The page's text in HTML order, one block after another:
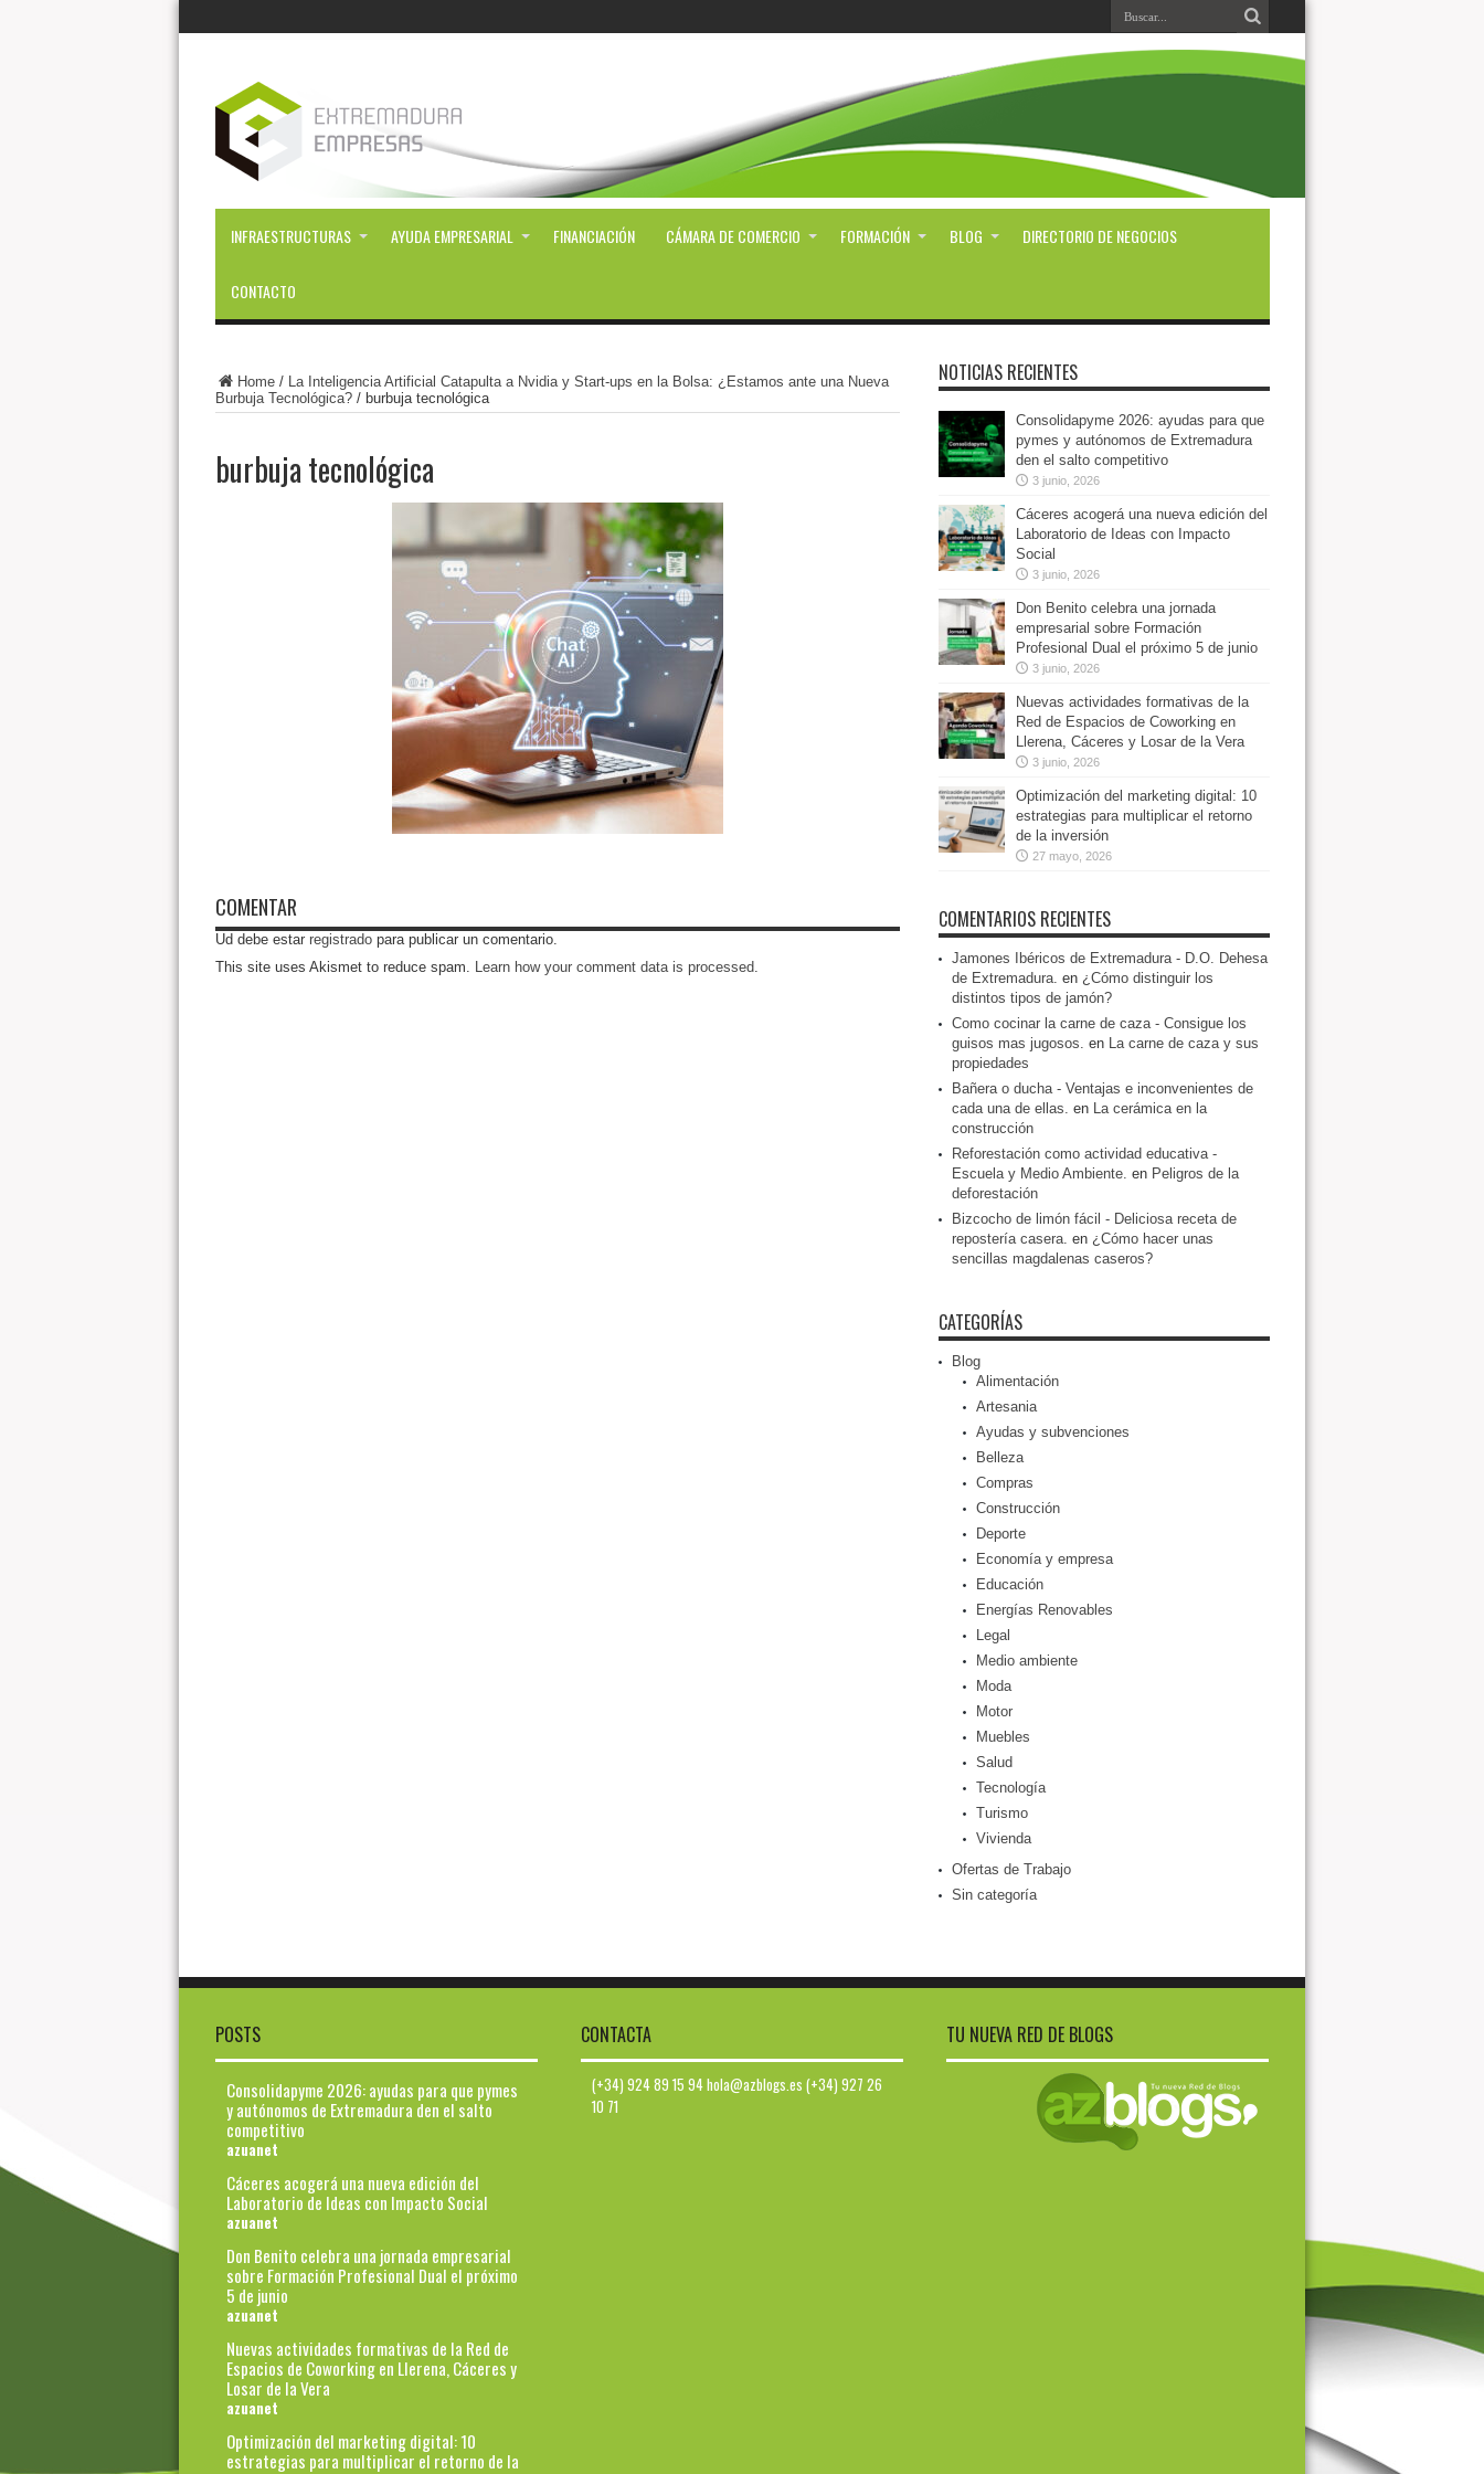
INFRAESTRUCTURAS AYUDA EMPRESARIAL FINANCIACIÓN CÁMARA DE COMERCIO FORMACIÓN BLOG DIRECTORIO DE NEGOCIOS
CONTACTO
Home/ La Inteligencia Artificial Catapulta a Nvidia y Start-ups en la Bolsa: ¿Estamos ante una Nueva
Burbuja Tecnológica?/ burbuja tecnológica
burbuja tecnológica
COMENTAR
Ud debe estar registradopara publicar un comentario.
This site uses Akismet to reduce spam. Learn how your comment data is processed.
NOTICIAS RECIENTES
Consolidapyme 2026: ayudas para que
pymes y autónomos de Extremadura
den el salto competitivo
3 junio, 2026
Cáceres acogerá una nueva edición del
Laboratorio de Ideas con Impacto
Social
3 junio, 2026
Don Benito celebra una jornada
empresarial sobre Formación
Profesional Dual el próximo 5 de junio
3 junio, 2026
Nuevas actividades formativas de la
Red de Espacios de Coworking en
Llerena, Cáceres y Losar de la Vera
3 junio, 2026
Optimización del marketing digital: 10
estrategias para multiplicar el retorno
de la inversión
27 mayo, 2026
COMENTARIOS RECIENTES
Jamones Ibéricos de Extremadura - D.O. Dehesa
de Extremadura. en ¿Cómo distinguir los
distintos tipos de jamón?
Como cocinar la carne de caza - Consigue los
guisos mas jugosos. en La carne de caza y sus
propiedades
Bañera o ducha - Ventajas e inconvenientes de
cada una de ellas. en La cerámica en la
construcción
Reforestación como actividad educativa -
Escuela y Medio Ambiente. en Peligros de la
deforestación
Bizcocho de limón fácil - Deliciosa receta de
repostería casera. en ¿Cómo hacer unas
sencillas magdalenas caseros?
CATEGORÍAS
Blog
Alimentación
Artesania
Ayudas y subvenciones
Belleza
Compras
Construcción
Deporte
Economía y empresa
Educación
Energías Renovables
Legal
Medio ambiente
Moda
Motor
Muebles
Salud
Tecnología
Turismo
Vivienda
Ofertas de Trabajo
Sin categoría
POSTS
Consolidapyme 2026: ayudas para que pymes
y autónomos de Extremadura den el salto
competitivo
azuanet
Cáceres acogerá una nueva edición del
Laboratorio de Ideas con Impacto Social
azuanet
Don Benito celebra una jornada empresarial
sobre Formación Profesional Dual el próximo
5 de junio
azuanet
Nuevas actividades formativas de la Red de
Espacios de Coworking en Llerena, Cáceres y
Losar de la Vera
azuanet
Optimización del marketing digital: 10
estrategias para multiplicar el retorno de la
CONTACTA
(+34) 924 89 15 94 hola@azblogs.es (+34) 927 26
10 71
TU NUEVA RED DE BLOGS